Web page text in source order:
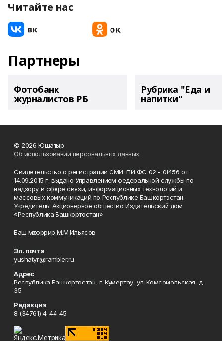
Читайте нас
Партнеры
Фотобанк
журналистов РБ
Рубрика "Еда и
напитки"
© 2026 Юшатыр
Об использовании персональных данных
Свидетельство о регистрации СМИ: ПИ ФС 02 - 01456 от
14.09.2015 г. выдано Управлением федеральной службы по
надзору в сфере связи, информационных технологий и
массовых коммуникаций по Республике Башкортостан.
Учредитель: Акционерное общество Издательский дом
«Республика Башкортостан»
Баш мөхәррир М.М.Ильясов
Эл. почта
yushatyr@rambler.ru
Адрес
Республика Башкортостан, г. Кумертау, ул. Комсомольская, д.
35
Редакция
8 (34761) 4-44-45